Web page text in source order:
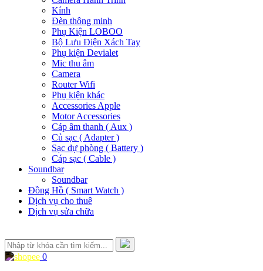
Kính
Đèn thông minh
Phụ Kiện LOBOO
Bộ Lưu Điện Xách Tay
Phụ kiện Devialet
Mic thu âm
Camera
Router Wifi
Phụ kiện khác
Accessories Apple
Motor Accessories
Cáp âm thanh ( Aux )
Củ sạc ( Adapter )
Sạc dự phòng ( Battery )
Cáp sạc ( Cable )
Soundbar
Soundbar
Đồng Hồ ( Smart Watch )
Dịch vụ cho thuê
Dịch vụ sửa chữa
0